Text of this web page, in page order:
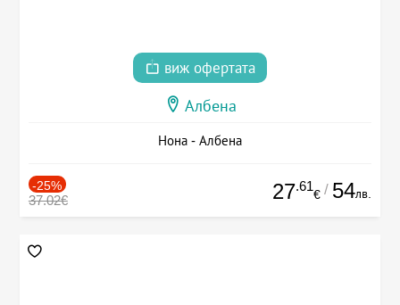
виж офертата
Албена
Нона - Албена
-25%
37.02€ 27.61
€ / 54лв.